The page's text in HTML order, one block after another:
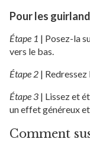
Pour les
Étape 1 | Posez-la
vers le bas.
Étape 2 |
Étape 3 | Lissez et
un effet généreux
Comment